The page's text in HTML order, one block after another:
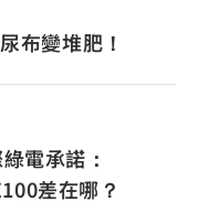
布變堆肥！
電承諾：
差在哪？